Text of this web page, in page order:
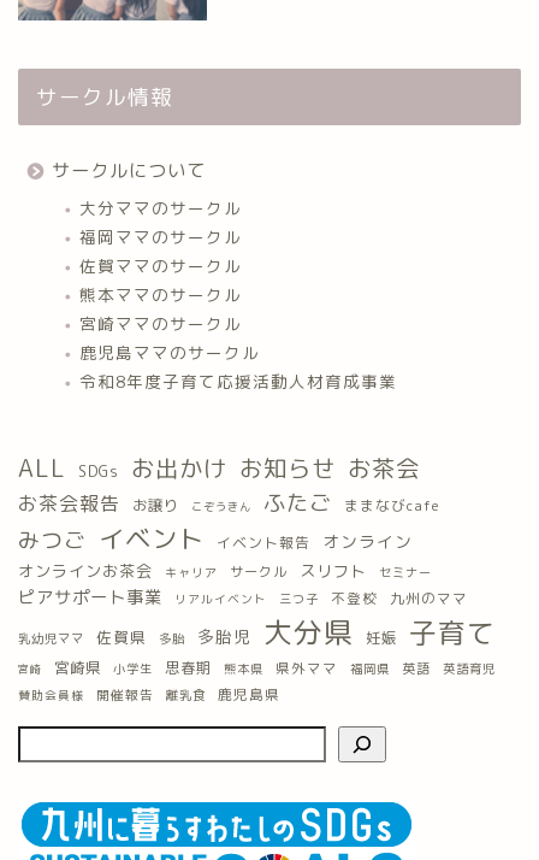
サークル情報
サークルについて
大分ママのサークル
福岡ママのサークル
佐賀ママのサークル
熊本ママのサークル
宮崎ママのサークル
鹿児島ママのサークル
令和8年度子育て応援活動人材育成事業
ALL SDGs お出かけ お知らせ お茶会
お茶会報告 お譲り こぞうきん ふたご ままなびcafe
みつご イベント イベント報告 オンライン
オンラインお茶会 キャリア サークル スリフト セミナー
ピアサポート事業 リアルイベント 三つ子 不登校 九州のママ
乳幼児ママ 佐賀県 多胎 多胎児 大分県 妊娠 子育て
宮崎 宮崎県 小学生 思春期 熊本県 県外ママ 福岡県 英語 英語育児
賛助会員様 開催報告 離乳食 鹿児島県